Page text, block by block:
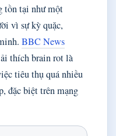
tồn tại như một
vì sự kỳ quặc,
BBC News
thích brain rot là
tiêu thụ quá nhiều
đặc biệt trên mạng